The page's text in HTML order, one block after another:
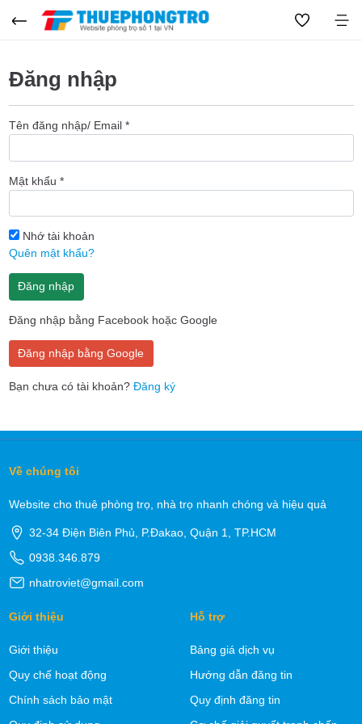
Đăng nhập
Tên đăng nhập/ Email *
Mật khẩu *
Nhớ tài khoản
Quên mật khẩu?
Đăng nhập
Đăng nhập bằng Facebook hoặc Google
Đăng nhập bằng Google
Bạn chưa có tài khoản? Đăng ký
Về chúng tôi
Website cho thuê phòng trọ, nhà trọ nhanh chóng và hiệu quả
32-34 Điện Biên Phủ, P.Đakao, Quận 1, TP.HCM
0938.346.879
nhatroviet@gmail.com
Giới thiệu
Giới thiệu
Quy chế hoạt động
Chính sách bảo mật
Hỗ trợ
Bảng giá dịch vụ
Hướng dẫn đăng tin
Quy định đăng tin